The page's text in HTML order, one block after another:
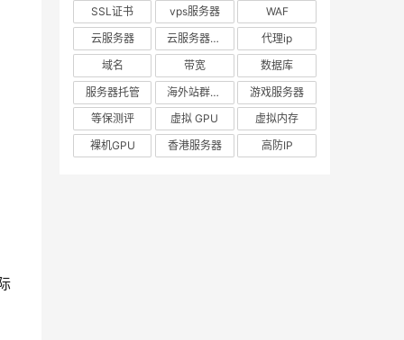
SSL证书 vps服务器
WAF
云服务器
云服务器出租
代理ip
域名
带宽
数据库
服务器托管
海外站群服务器
游戏服务器
等保测评
虚拟 GPU
虚拟内存
裸机GPU
香港服务器 高防IP